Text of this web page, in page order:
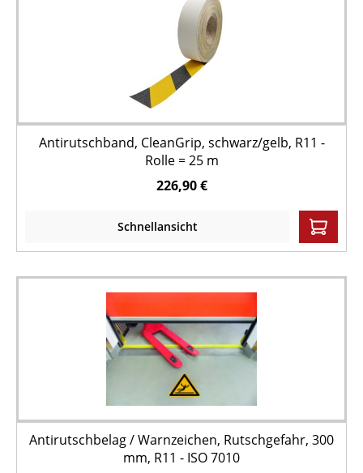
Antirutschband, CleanGrip, schwarz/gelb, R11 -
Rolle = 25 m
226,90 €
Schnellansicht
Antirutschbelag / Warnzeichen, Rutschgefahr, 300
mm, R11 - ISO 7010